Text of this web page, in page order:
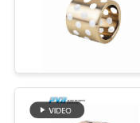
PRIVACY